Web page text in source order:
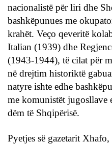
nacionalistë për liri dhe
bashkëpunues me
krahët. Veço qeveritë
Italian (1939) dhe
(1943-1944), të cilat për
në drejtim historiktë
natyre ishte edhe
me komunistët jugosllave
dëm të Shqipërisë.
Pyetjes së gazetarit